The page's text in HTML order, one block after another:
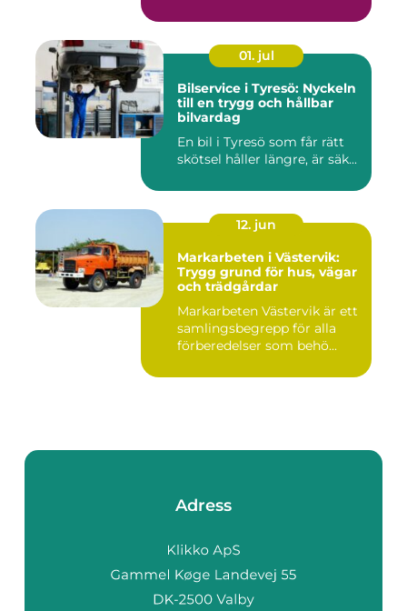
01. jul
Bilservice i Tyresö: Nyckeln
till en trygg och hållbar
bilvardag
En bil i Tyresö som får rätt
skötsel håller längre, är säk...
12. jun
Markarbeten i Västervik:
Trygg grund för hus, vägar
och trädgårdar
Markarbeten Västervik är ett
samlingsbegrepp för alla
förberedelser som behö...
Adress